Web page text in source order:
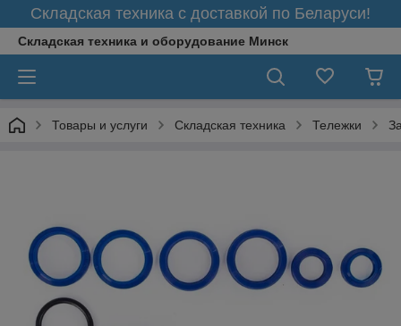
Складская техника с доставкой по Беларуси!
Складская техника и оборудование Минск
Товары и услуги Складская техника Тележки